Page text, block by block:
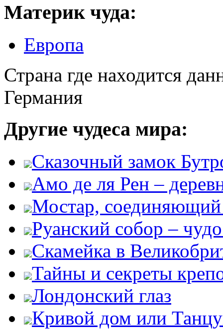
Материк чуда:
Европа
Страна где находится
Германия
Другие чудеса мира:
Сказочный замок
Амо де ля Рен –
Мостар, соединяющий
Руанский собор –
Скамейка в
Тайны и секреты
Лондонский глаз
Кривой дом или